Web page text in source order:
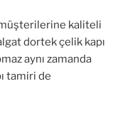
kaliteli
dortek çelik kapı
aynı zamanda
tamiri de